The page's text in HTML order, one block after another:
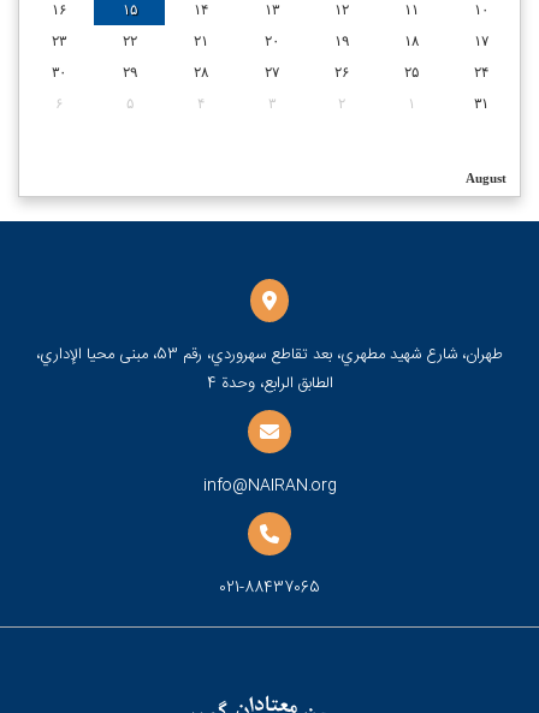
۱۰
۱۱ ۱۲ ۱۳ ۱۴ ۱۵
۱۶
۱۷
۱۸ ۱۹ ۲۰ ۲۱ ۲۲
۲۳
۲۴
۲۵ ۲۶ ۲۷ ۲۸ ۲۹
۳۰
۳۱
۱ ۲ ۳ ۴ ۵ ۶
August
طهران، شارع شهيد مطهري، بعد تقاطع سهروردي، رقم 53، مبنى محيا الإداري،
الطابق الرابع، وحدة 4
info@NAIRAN.org
021-88437065